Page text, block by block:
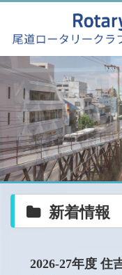
新着情報
2026-27年度 住